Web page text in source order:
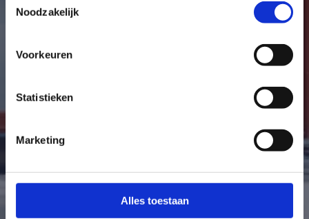
Noodzakelijk
Voorkeuren
Statistieken
Marketing
Alles toestaan